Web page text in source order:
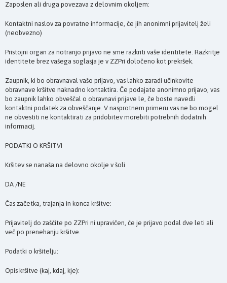
Zaposlen ali druga povezava z delovnim okoljem:
Kontaktni naslov za povratne informacije, če jih anonimni prijavitelj želi
(neobvezno)
Pristojni organ za notranjo prijavo ne sme razkriti vaše identitete. Razkritje
identitete brez vašega soglasja je v ZZPri določeno kot prekršek.
Zaupnik, ki bo obravnaval vašo prijavo, vas lahko zaradi učinkovite
obravnave kršitve naknadno kontaktira. Če podajate anonimno prijavo, vas
bo zaupnik lahko obveščal o obravnavi prijave le, če boste navedli
kontaktni podatek za obveščanje. V nasprotnem primeru vas ne bo mogel
ne obvestiti ne kontaktirati za pridobitev morebiti potrebnih dodatnih
informacij.
PODATKI O KRŠITVI
Kršitev se nanaša na delovno okolje v šoli
DA /NE
Čas začetka, trajanja in konca kršitve:
Prijavitelj do zaščite po ZZPri ni upravičen, če je prijavo podal dve leti ali
več po prenehanju kršitve.
Podatki o kršitelju:
Opis kršitve (kaj, kdaj, kje):